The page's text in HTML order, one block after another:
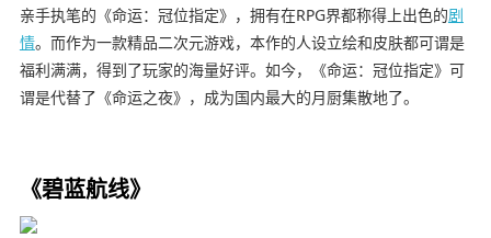
亲手执笔的《命运：冠位指定》，拥有在RPG界都称得上出色的剧
情。而作为一款精品二次元游戏，本作的人设立绘和皮肤都可谓是
福利满满，得到了玩家的海量好评。如今，《命运：冠位指定》可
谓是代替了《命运之夜》，成为国内最大的月厨集散地了。
《碧蓝航线》